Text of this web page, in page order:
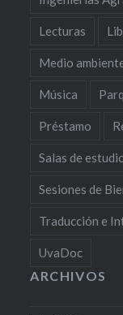
Lecturas
Medio
Música
Préstamo
Salas de
Sesiones de
Traducción e
UvaDoc
ARCHIVOS